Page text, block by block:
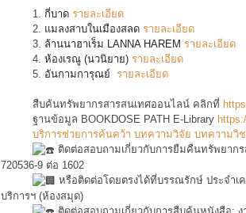
1. กี่บาด รายละเอียด
2. แมลงสาบในเมืองสลด รายละเอียด
3. ล้านนาฮาเร็ม LANNA HAREM รายละเอียด
4. ห้องเรณู (นวนิยาย) รายละเอียด
5. อันกามการุณย์ รายละเอียด
สืบค้นทรัพยากรสารสนเทศออนไลน์ คลิกที่
ฐานข้อมูล BOOKDOSE PATH E-Library
บริการช่วยการค้นคว้า บทความวิจัย บทความวิ
ติดต่อสอบถามเกี่ยวกับการยืมคืนทรัพยาก
720536-9 ต่อ 1602
หรือติดต่อโดยตรงได้ที่บรรณรักษ์ ประจำเ
บริการฯ (ห้องสมุด)